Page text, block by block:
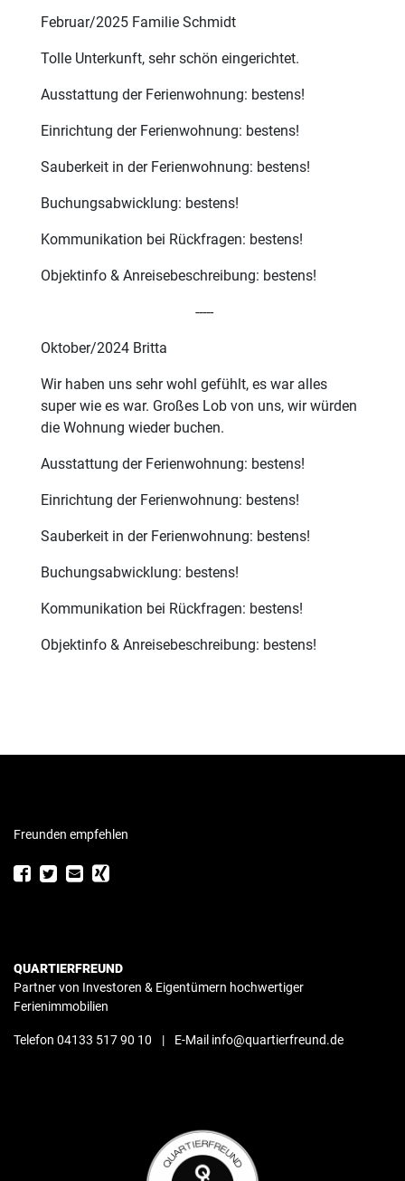
Februar/2025 Familie Schmidt
Tolle Unterkunft, sehr schön eingerichtet.
Ausstattung der Ferienwohnung: bestens!
Einrichtung der Ferienwohnung: bestens!
Sauberkeit in der Ferienwohnung: bestens!
Buchungsabwicklung: bestens!
Kommunikation bei Rückfragen: bestens!
Objektinfo & Anreisebeschreibung: bestens!
-----
Oktober/2024 Britta
Wir haben uns sehr wohl gefühlt, es war alles
super wie es war. Großes Lob von uns, wir würden
die Wohnung wieder buchen.
Ausstattung der Ferienwohnung: bestens!
Einrichtung der Ferienwohnung: bestens!
Sauberkeit in der Ferienwohnung: bestens!
Buchungsabwicklung: bestens!
Kommunikation bei Rückfragen: bestens!
Objektinfo & Anreisebeschreibung: bestens!
Freunden empfehlen
QUARTIERFREUND
Partner von Investoren & Eigentümern hochwertiger
Ferienimmobilien
Telefon 04133 517 90 10 | E-Mail info@quartierfreund.de